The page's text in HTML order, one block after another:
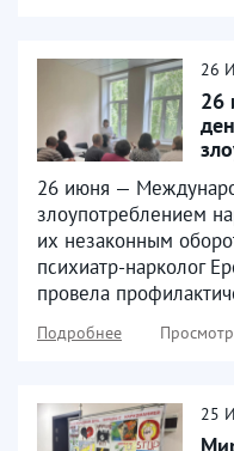
26
26
их
26 июня —
злоупотреблением
их незаконным
психиатр-нарколог
провела
Подробнее
25